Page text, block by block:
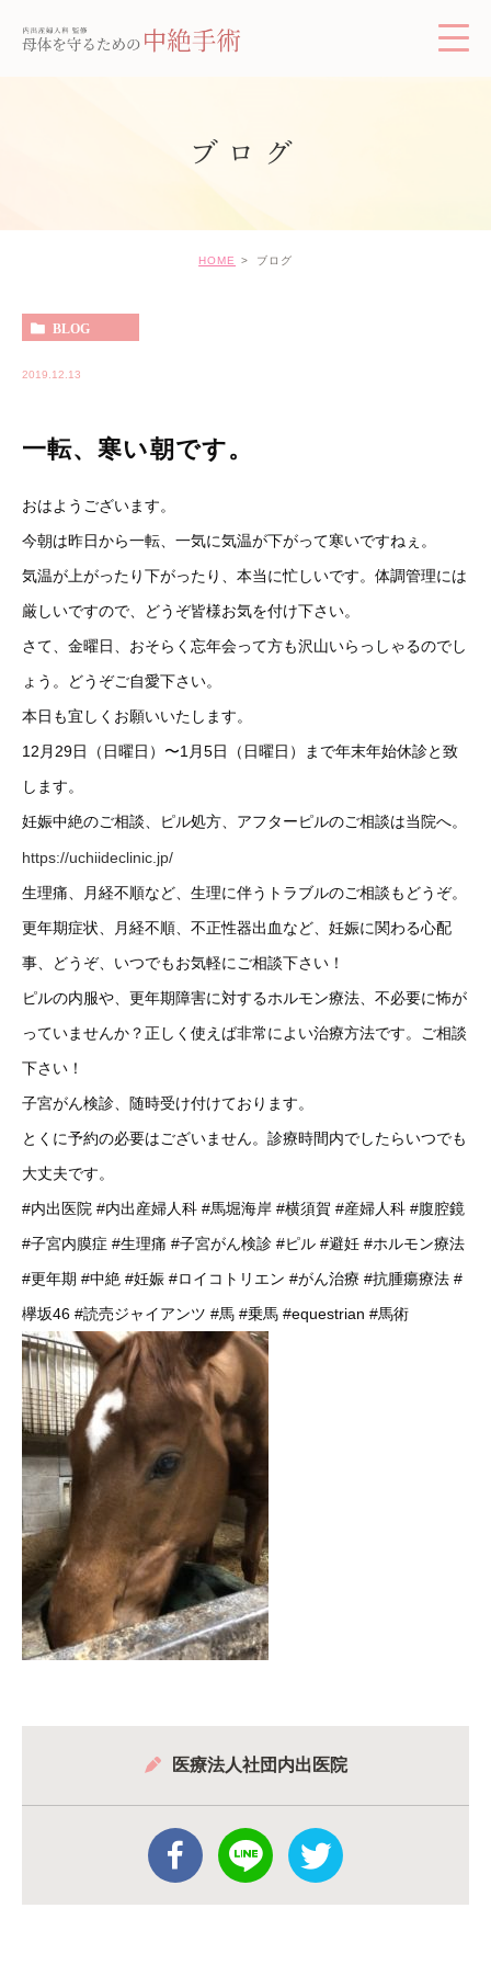
ブログ
HOME ブログ
BLOG
2019.12.13
一転、寒い朝です。
おはようございます。
今朝は昨日から一転、一気に気温が下がって寒いですねぇ。
気温が上がったり下がったり、本当に忙しいです。体調管理には
厳しいですので、どうぞ皆様お気を付け下さい。
さて、金曜日、おそらく忘年会って方も沢山いらっしゃるのでし
ょう。どうぞご自愛下さい。
本日も宜しくお願いいたします。
12月29日（日曜日）〜1月5日（日曜日）まで年末年始休診と致
します。
妊娠中絶のご相談、ピル処方、アフターピルのご相談は当院へ。
https://uchiideclinic.jp/
生理痛、月経不順など、生理に伴うトラブルのご相談もどうぞ。
更年期症状、月経不順、不正性器出血など、妊娠に関わる心配
事、どうぞ、いつでもお気軽にご相談下さい！
ピルの内服や、更年期障害に対するホルモン療法、不必要に怖が
っていませんか？正しく使えば非常によい治療方法です。ご相談
下さい！
子宮がん検診、随時受け付けております。
とくに予約の必要はございません。診療時間内でしたらいつでも
大丈夫です。
#内出医院 #内出産婦人科 #馬堀海岸 #横須賀 #産婦人科 #腹腔鏡
#子宮内膜症 #生理痛 #子宮がん検診 #ピル #避妊 #ホルモン療法
#更年期 #中絶 #妊娠 #ロイコトリエン #がん治療 #抗腫瘍療法 #
欅坂46 #読売ジャイアンツ #馬 #乗馬 #equestrian #馬術
医療法人社団内出医院